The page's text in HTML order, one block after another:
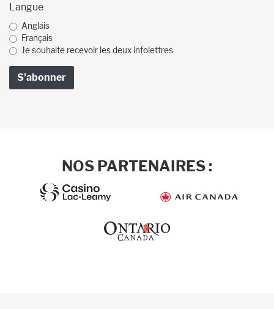
Langue
Anglais
Français
Je souhaite recevoir les deux infolettres
NOS PARTENAIRES :